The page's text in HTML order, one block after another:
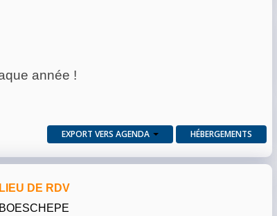
année !
EXPORT VERS AGENDA HÉBERGEMENTS
LIEU DE RDV
BOESCHEPE